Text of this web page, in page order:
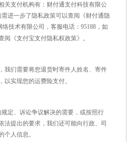
关支付机构有：财付通支付科技有限公
需进一步了隐私政策可以查阅 《财付通隐
络技术有限公司，客服电话： 95188 ， 如
阅 《支付宝支付隐私权政策》 。
我们需要将您退货时寄件人姓名、寄件
以实现您的运费险支付。
规定、诉讼争议解决的需要，或按照行
法提出的要求，我们还可能向行政、司
个人信息。